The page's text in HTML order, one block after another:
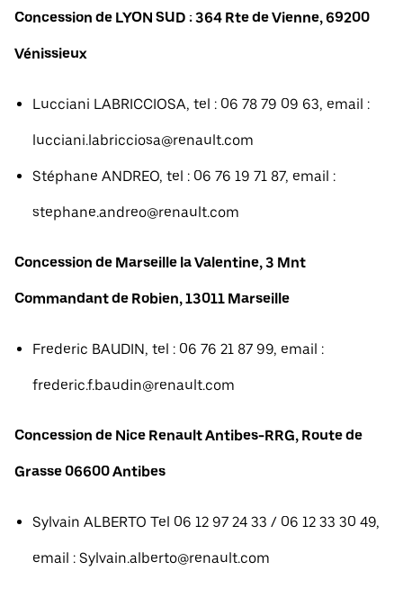
Concession de LYON SUD : 364 Rte de Vienne, 69200
Vénissieux
Lucciani LABRICCIOSA, tel : 06 78 79 09 63, email :
lucciani.labricciosa@renault.com
Stéphane ANDREO, tel : 06 76 19 71 87, email :
stephane.andreo@renault.com
Concession de Marseille la Valentine, 3 Mnt
Commandant de Robien, 13011 Marseille
Frederic BAUDIN, tel : 06 76 21 87 99, email :
frederic.f.baudin@renault.com
Concession de Nice Renault Antibes-RRG, Route de
Grasse 06600 Antibes
Sylvain ALBERTO Tel 06 12 97 24 33 / 06 12 33 30 49,
email : Sylvain.alberto@renault.com